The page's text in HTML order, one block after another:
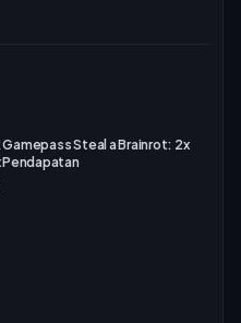
Steal a Brainrot: 2x
Pendapatan